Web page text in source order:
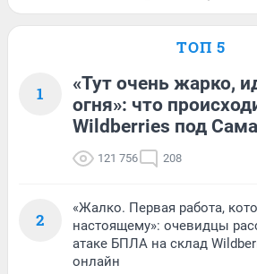
ТОП 5
1
«Тут очень жарко,
огня»: что
Wildberries под
121 756 208
2
«Жалко. Первая работа,
настоящему»: очевидцы
атаке БПЛА на склад
онлайн